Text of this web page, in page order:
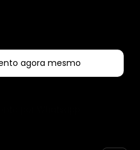
agora mesmo